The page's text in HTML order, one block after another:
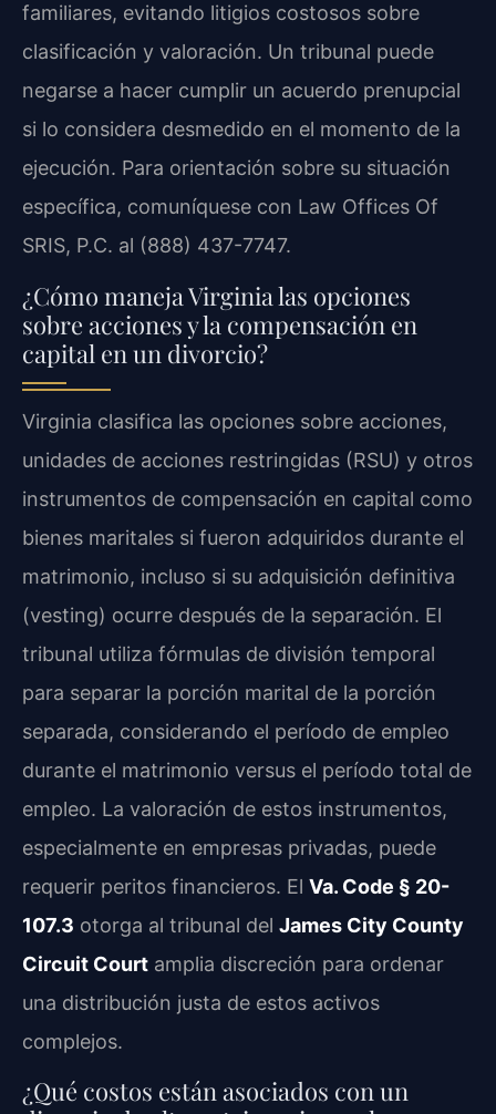
familiares, evitando litigios costosos sobre
clasificación y valoración. Un tribunal puede
negarse a hacer cumplir un acuerdo prenupcial
si lo considera desmedido en el momento de la
ejecución. Para orientación sobre su situación
específica, comuníquese con Law Offices Of
SRIS, P.C. al (888) 437-7747.
¿Cómo maneja Virginia las opciones
sobre acciones y la compensación en
capital en un divorcio?
Virginia clasifica las opciones sobre acciones,
unidades de acciones restringidas (RSU) y otros
instrumentos de compensación en capital como
bienes maritales si fueron adquiridos durante el
matrimonio, incluso si su adquisición definitiva
(vesting) ocurre después de la separación. El
tribunal utiliza fórmulas de división temporal
para separar la porción marital de la porción
separada, considerando el período de empleo
durante el matrimonio versus el período total de
empleo. La valoración de estos instrumentos,
especialmente en empresas privadas, puede
requerir peritos financieros. El Va. Code § 20-
107.3 otorga al tribunal del James City County
Circuit Court amplia discreción para ordenar
una distribución justa de estos activos
complejos.
¿Qué costos están asociados con un